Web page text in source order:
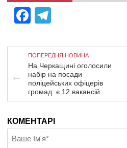
Facebook
ПОПЕРЕДНЯ НОВИНА
На Черкащині оголосили
набір на посади
поліцейських офіцерів
громад: є 12 вакансій
КОМЕНТАРІ